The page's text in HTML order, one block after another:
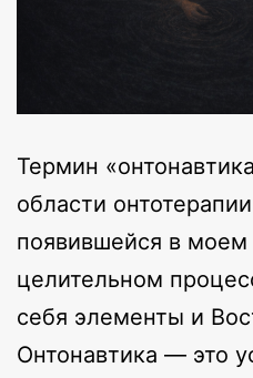
Термин
области
появившейся в моем
целительном
себя элементы и
Онтонавтика — это